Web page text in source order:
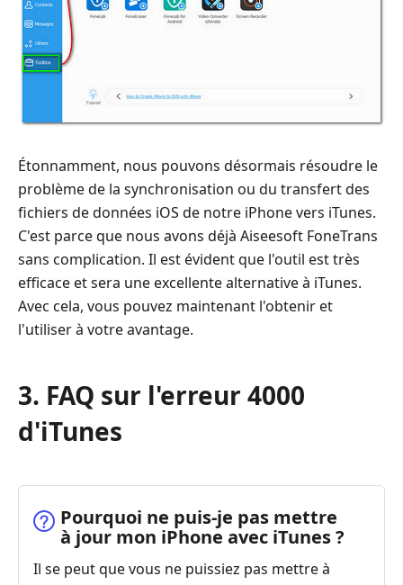
Étonnamment, nous pouvons désormais résoudre le
problème de la synchronisation ou du transfert des
fichiers de données iOS de notre iPhone vers iTunes.
C'est parce que nous avons déjà Aiseesoft FoneTrans
sans complication. Il est évident que l'outil est très
efficace et sera une excellente alternative à iTunes.
Avec cela, vous pouvez maintenant l'obtenir et
l'utiliser à votre avantage.
3. FAQ sur l'erreur 4000
d'iTunes
Pourquoi ne puis-je pas mettre
à jour mon iPhone avec iTunes ?
Il se peut que vous ne puissiez pas mettre à